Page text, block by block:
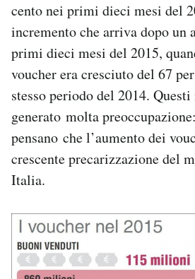
CALENDARIO
AREA PERSONALE
Area Personale
Newsletter
Regala il Post
cento nei primi dieci mesi del
incremento che arriva dopo un
primi dieci mesi del 2015,
voucher era cresciuto del 67
stesso periodo del 2014.
generato molta
pensano che l’aumento dei
crescente precarizzazione del
Italia.